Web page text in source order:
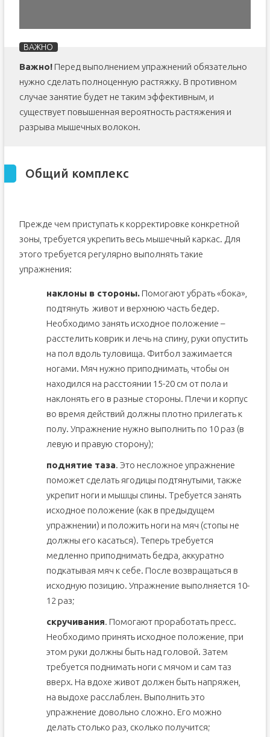
Важно!Перед выполнением упражнений обязательно
нужно сделать полноценную растяжку. В противном
случае занятие будет не таким эффективным, и
существует повышенная вероятность растяжения и
разрыва мышечных волокон.
Общий комплекс
Прежде чем приступать к корректировке конкретной
зоны, требуется укрепить весь мышечный каркас. Для
этого требуется регулярно выполнять такие
упражнения:
наклоны в стороны.Помогают убрать «бока»,
подтянуть живот и верхнюю часть бедер.
Необходимо занять исходное положение –
расстелить коврик и лечь на спину, руки опустить
на пол вдоль туловища. Фитбол зажимается
ногами. Мяч нужно приподнимать, чтобы он
находился на расстоянии 15-20 см от пола и
наклонять его в разные стороны. Плечи и корпус
во время действий должны плотно прилегать к
полу. Упражнение нужно выполнить по 10 раз (в
левую и правую сторону);
поднятие таза. Это несложное упражнение
поможет сделать ягодицы подтянутыми, также
укрепит ноги и мышцы спины. Требуется занять
исходное положение (как в предыдущем
упражнении) и положить ноги на мяч (стопы не
должны его касаться). Теперь требуется
медленно приподнимать бедра, аккуратно
подкатывая мяч к себе. После возвращаться в
исходную позицию. Упражнение выполняется 10-
12 раз;
скручивания. Помогают проработать пресс.
Необходимо принять исходное положение, при
этом руки должны быть над головой. Затем
требуется поднимать ноги с мячом и сам таз
вверх. На вдохе живот должен быть напряжен,
на выдохе расслаблен. Выполнить это
упражнение довольно сложно. Его можно
делать столько раз, сколько получится;